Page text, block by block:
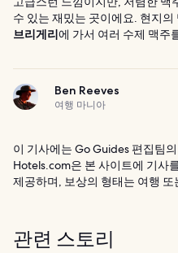
수 있는 재밌는 곳이에요. 현지의
브리게리에 가서 여러 수제 맥주
Ben Reeves
여행 마니아
이 기사에는 Go Guides 편집팀
Hotels.com은 본 사이트에 기사
제공하며, 보상의 형태는 여행
관련 스토리